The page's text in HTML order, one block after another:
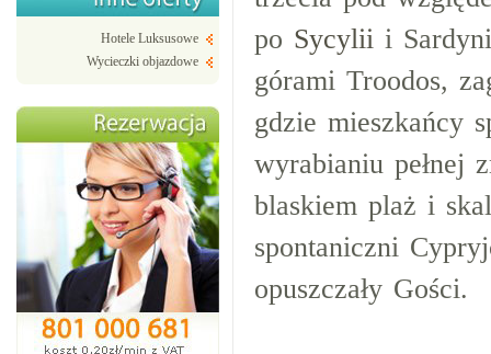
Hotele Luksusowe
Wycieczki objazdowe
po Sycylii i
górami Troodos,
gdzie mieszkańcy
wyrabianiu pełnej
blaskiem plaż i
spontaniczni
opuszczały Gości.